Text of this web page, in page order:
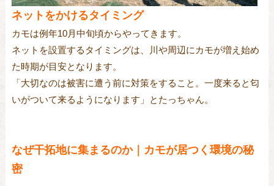
ネットをかけるタイミング
カモは例年10月中旬頃からやってきます。
ネットを設置するタイミングは、川や周辺にカモが増え始め
た時期が目安となります。
「大切なのは被害に遭う前に対策をすること。一度来ると匂
いがついて来るようになります」とたっちゃん。
なぜ干拓地に集まるのか｜カモが居つく環境の秘
密